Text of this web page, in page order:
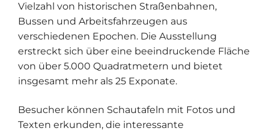
Vielzahl von historischen Straßenbahnen,
Bussen und Arbeitsfahrzeugen aus
verschiedenen Epochen. Die Ausstellung
erstreckt sich über eine beeindruckende Fläche
von über 5.000 Quadratmetern und bietet
insgesamt mehr als 25 Exponate.
Besucher können Schautafeln mit Fotos und
Texten erkunden, die interessante